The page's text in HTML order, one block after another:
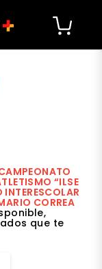
“ILSE
CORREA
que te